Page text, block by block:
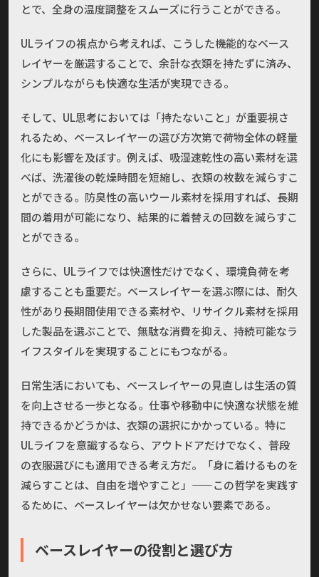
とで、全身の温度調整をスムーズに行うことができる。
ULライフの視点から考えれば、こうした機能的なベース
レイヤーを厳選することで、余計な衣類を持たずに済み、
シンプルながらも快適な生活が実現できる。
そして、UL思考においては「持たないこと」が重要視さ
れるため、ベースレイヤーの選び方次第で荷物全体の軽量
化にも影響を及ぼす。例えば、吸湿速乾性の高い素材を選
べば、洗濯後の乾燥時間を短縮し、衣類の枚数を減らすこ
とができる。防臭性の高いウール素材を採用すれば、長期
間の着用が可能になり、結果的に着替えの回数を減らすこ
とができる。
さらに、ULライフでは快適性だけでなく、環境負荷を考
慮することも重要だ。ベースレイヤーを選ぶ際には、耐久
性があり長期間使用できる素材や、リサイクル素材を採用
した製品を選ぶことで、無駄な消費を抑え、持続可能なラ
イフスタイルを実現することにもつながる。
日常生活においても、ベースレイヤーの見直しは生活の質
を向上させる一歩となる。仕事や移動中に快適な状態を維
持できるかどうかは、衣類の選択にかかっている。特に
ULライフを意識するなら、アウトドアだけでなく、普段
の衣服選びにも適用できる考え方だ。「身に着けるものを
減らすことは、自由を増やすこと」——この哲学を実践す
るために、ベースレイヤーは欠かせない要素である。
ベースレイヤーの役割と選び方